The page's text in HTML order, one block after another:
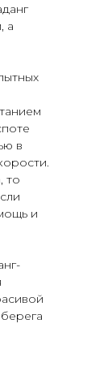
а
в
то
и